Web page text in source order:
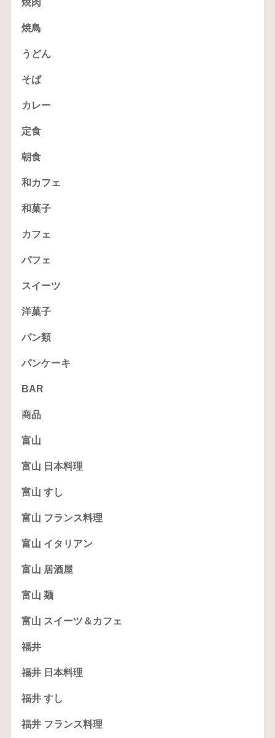
焼肉
焼鳥
うどん
そば
カレー
定食
朝食
和カフェ
和菓子
カフェ
パフェ
スイーツ
洋菓子
パン類
パンケーキ
BAR
商品
富山
富山 日本料理
富山 すし
富山 フランス料理
富山 イタリアン
富山 居酒屋
富山 麺
富山 スイーツ＆カフェ
福井
福井 日本料理
福井 すし
福井 フランス料理